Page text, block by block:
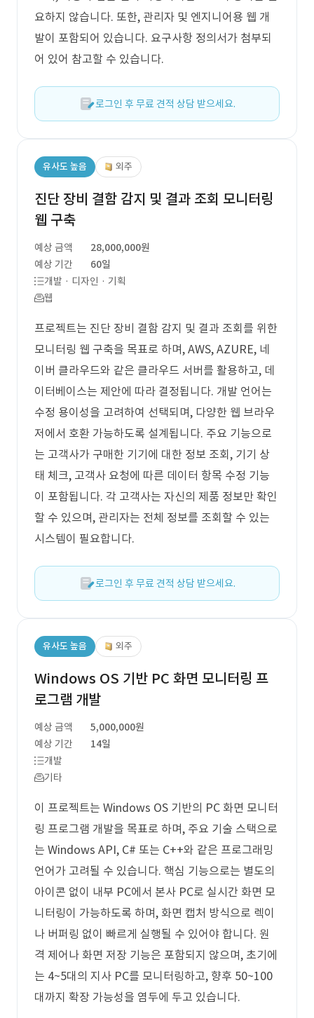
요하지 않습니다. 또한, 관리자 및 엔지니어용 웹 개
발이 포함되어 있습니다. 요구사항 정의서가 첨부되
어 있어 참고할 수 있습니다.
로그인 후 무료 견적 상담 받으세요.
유사도 높음 외주
진단 장비 결함 감지 및 결과 조회 모니터링
웹 구축
예상 금액
28,000,000원
예상 기간
60일
개발 · 디자인 · 기획
웹
프로젝트는 진단 장비 결함 감지 및 결과 조회를 위한
모니터링 웹 구축을 목표로 하며, AWS, AZURE, 네
이버 클라우드와 같은 클라우드 서버를 활용하고, 데
이터베이스는 제안에 따라 결정됩니다. 개발 언어는
수정 용이성을 고려하여 선택되며, 다양한 웹 브라우
저에서 호환 가능하도록 설계됩니다. 주요 기능으로
는 고객사가 구매한 기기에 대한 정보 조회, 기기 상
태 체크, 고객사 요청에 따른 데이터 항목 수정 기능
이 포함됩니다. 각 고객사는 자신의 제품 정보만 확인
할 수 있으며, 관리자는 전체 정보를 조회할 수 있는
시스템이 필요합니다.
로그인 후 무료 견적 상담 받으세요.
유사도 높음 외주
Windows OS 기반 PC 화면 모니터링 프
로그램 개발
예상 금액
5,000,000원
예상 기간
14일
개발
기타
이 프로젝트는 Windows OS 기반의 PC 화면 모니터
링 프로그램 개발을 목표로 하며, 주요 기술 스택으로
는 Windows API, C# 또는 C++와 같은 프로그래밍
언어가 고려될 수 있습니다. 핵심 기능으로는 별도의
아이콘 없이 내부 PC에서 본사 PC로 실시간 화면 모
니터링이 가능하도록 하며, 화면 캡처 방식으로 렉이
나 버퍼링 없이 빠르게 실행될 수 있어야 합니다. 원
격 제어나 화면 저장 기능은 포함되지 않으며, 초기에
는 4~5대의 지사 PC를 모니터링하고, 향후 50~100
대까지 확장 가능성을 염두에 두고 있습니다.